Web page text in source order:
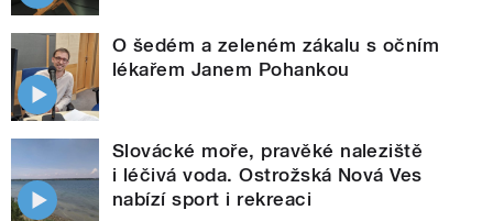
O šedém a zeleném zákalu s očním
lékařem Janem Pohankou
Slovácké moře, pravěké naleziště
i léčivá voda. Ostrožská Nová Ves
nabízí sport i rekreaci